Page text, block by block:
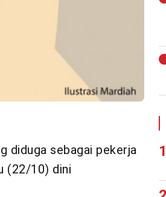
diduga sebagai pekerja
(22/10) dini